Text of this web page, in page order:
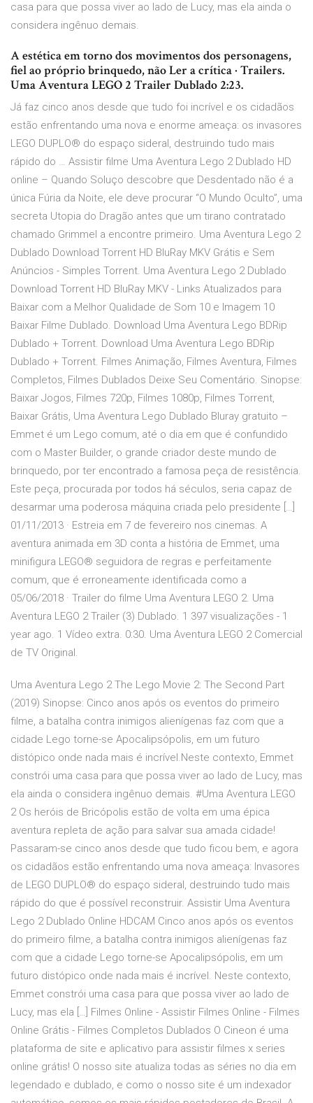
casa para que possa viver ao lado de Lucy, mas ela ainda o
considera ingênuo demais.
A estética em torno dos movimentos dos personagens,
fiel ao próprio brinquedo, não Ler a crítica · Trailers.
Uma Aventura LEGO 2 Trailer Dublado 2:23.
Já faz cinco anos desde que tudo foi incrível e os cidadãos
estão enfrentando uma nova e enorme ameaça: os invasores
LEGO DUPLO® do espaço sideral, destruindo tudo mais
rápido do … Assistir filme Uma Aventura Lego 2 Dublado HD
online – Quando Soluço descobre que Desdentado não é a
única Fúria da Noite, ele deve procurar “O Mundo Oculto”, uma
secreta Utopia do Dragão antes que um tirano contratado
chamado Grimmel a encontre primeiro. Uma Aventura Lego 2
Dublado Download Torrent HD BluRay MKV Grátis e Sem
Anúncios - Simples Torrent. Uma Aventura Lego 2 Dublado
Download Torrent HD BluRay MKV - Links Atualizados para
Baixar com a Melhor Qualidade de Som 10 e Imagem 10
Baixar Filme Dublado. Download Uma Aventura Lego BDRip
Dublado + Torrent. Download Uma Aventura Lego BDRip
Dublado + Torrent. Filmes Animação, Filmes Aventura, Filmes
Completos, Filmes Dublados Deixe Seu Comentário. Sinopse:
Baixar Jogos, Filmes 720p, Filmes 1080p, Filmes Torrent,
Baixar Grátis, Uma Aventura Lego Dublado Bluray gratuito –
Emmet é um Lego comum, até o dia em que é confundido
com o Master Builder, o grande criador deste mundo de
brinquedo, por ter encontrado a famosa peça de resistência.
Este peça, procurada por todos há séculos, seria capaz de
desarmar uma poderosa máquina criada pelo presidente […]
01/11/2013 · Estreia em 7 de fevereiro nos cinemas. A
aventura animada em 3D conta a história de Emmet, uma
minifigura LEGO® seguidora de regras e perfeitamente
comum, que é erroneamente identificada como a
05/06/2018 · Trailer do filme Uma Aventura LEGO 2. Uma
Aventura LEGO 2 Trailer (3) Dublado. 1 397 visualizações - 1
year ago. 1 Vídeo extra. 0:30. Uma Aventura LEGO 2 Comercial
de TV Original.
Uma Aventura Lego 2 The Lego Movie 2: The Second Part
(2019) Sinopse: Cinco anos após os eventos do primeiro
filme, a batalha contra inimigos alienígenas faz com que a
cidade Lego torne-se Apocalipsópolis, em um futuro
distópico onde nada mais é incrível.Neste contexto, Emmet
constrói uma casa para que possa viver ao lado de Lucy, mas
ela ainda o considera ingênuo demais. #Uma Aventura LEGO
2 Os heróis de Bricópolis estão de volta em uma épica
aventura repleta de ação para salvar sua amada cidade!
Passaram-se cinco anos desde que tudo ficou bem, e agora
os cidadãos estão enfrentando uma nova ameaça: Invasores
de LEGO DUPLO® do espaço sideral, destruindo tudo mais
rápido do que é possível reconstruir. Assistir Uma Aventura
Lego 2 Dublado Online HDCAM Cinco anos após os eventos
do primeiro filme, a batalha contra inimigos alienígenas faz
com que a cidade Lego torne-se Apocalipsópolis, em um
futuro distópico onde nada mais é incrível. Neste contexto,
Emmet constrói uma casa para que possa viver ao lado de
Lucy, mas ela […] Filmes Online - Assistir Filmes Online - Filmes
Online Grátis - Filmes Completos Dublados O Cineon é uma
plataforma de site e aplicativo para assistir filmes x series
online grátis! O nosso site atualiza todas as séries no dia em
legendado e dublado, e como o nosso site é um indexador